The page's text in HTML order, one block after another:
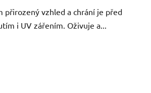
přirozený vzhled a chrání je před
i UV zářením. Oživuje a...